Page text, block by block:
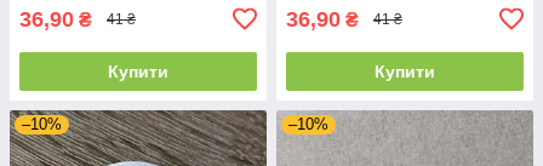
36,90 ₴ 41 ₴
Купити
36,90 ₴ 41 ₴
Купити
–10% –10%